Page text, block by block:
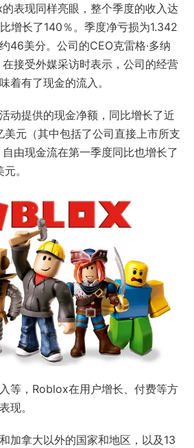
表现同样亮眼，整个季度的收入达
增长了140％。季度净亏损为1.342
46美分。公司的CEO克雷格·多纳
接受外媒采访时表示，公司的经营
着有了现金的流入。
动提供的现金净额，同比增长了近
美元（其中包括了公司直接上市所支
由现金流在第一季度同比也增长了
。
等，Roblox在用户增长、付费等方
现。
加拿大以外的国家和地区，以及13